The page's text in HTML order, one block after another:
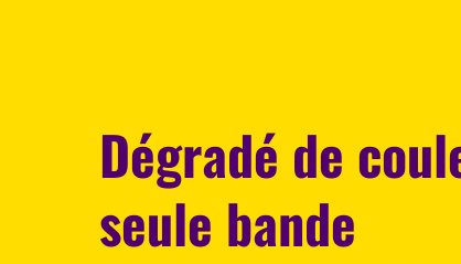
Dégradé de
seule bande